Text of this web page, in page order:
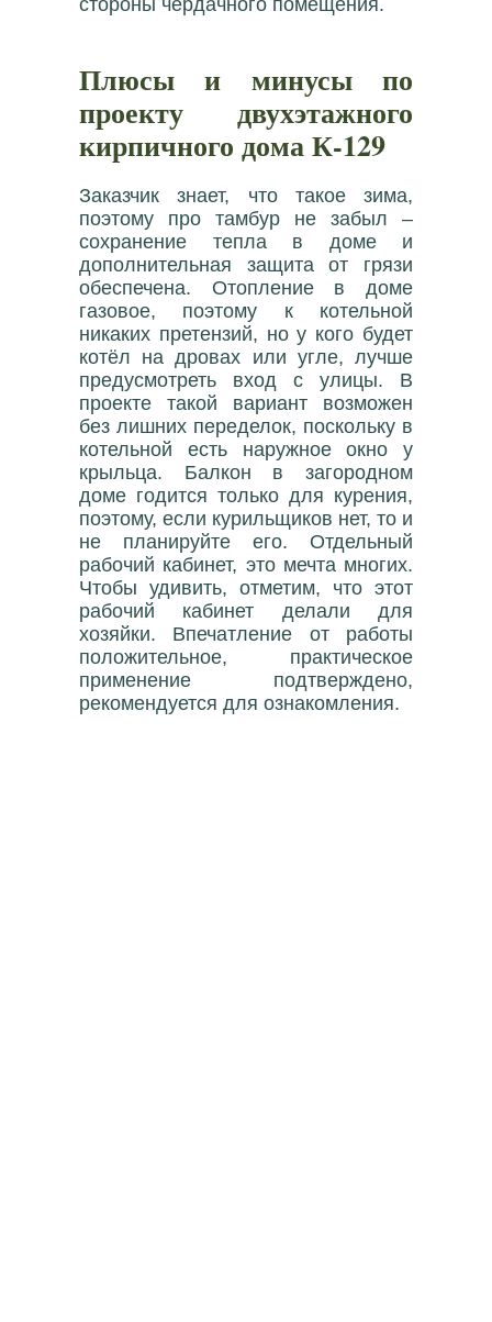
стороны чердачного помещения.
Плюсы и минусы по
проекту двухэтажного
кирпичного дома К-129
Заказчик знает, что такое зима,
поэтому про тамбур не забыл –
сохранение тепла в доме и
дополнительная защита от грязи
обеспечена. Отопление в доме
газовое, поэтому к котельной
никаких претензий, но у кого будет
котёл на дровах или угле, лучше
предусмотреть вход с улицы. В
проекте такой вариант возможен
без лишних переделок, поскольку в
котельной есть наружное окно у
крыльца. Балкон в загородном
доме годится только для курения,
поэтому, если курильщиков нет, то и
не планируйте его. Отдельный
рабочий кабинет, это мечта многих.
Чтобы удивить, отметим, что этот
рабочий кабинет делали для
хозяйки. Впечатление от работы
положительное, практическое
применение подтверждено,
рекомендуется для ознакомления.